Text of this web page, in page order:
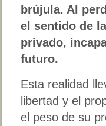
brújula. Al
el sentido de
privado,
futuro.
Esta realidad
libertad y el
el peso de su